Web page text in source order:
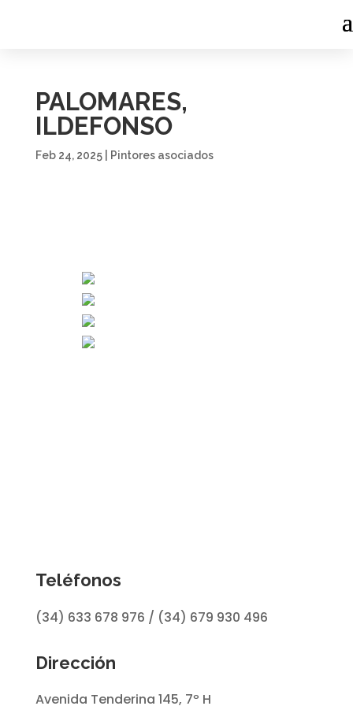
PALOMARES,
ILDEFONSO
Feb 24, 2025| Pintores asociados
Teléfonos
(34) 633 678 976 / (34) 679 930 496
Dirección
Avenida Tenderina 145, 7º H